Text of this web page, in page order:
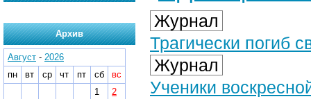
Журнал
Трагически погиб
Журнал
Ученики
Архив
Август - 2026
пн
вт ср чт пт сб
вс
1
2